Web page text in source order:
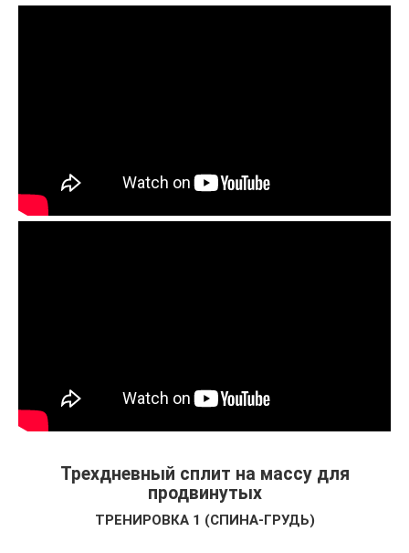
Трехдневный сплит на массу для
продвинутых
ТРЕНИРОВКА 1 (СПИНА-ГРУДЬ)